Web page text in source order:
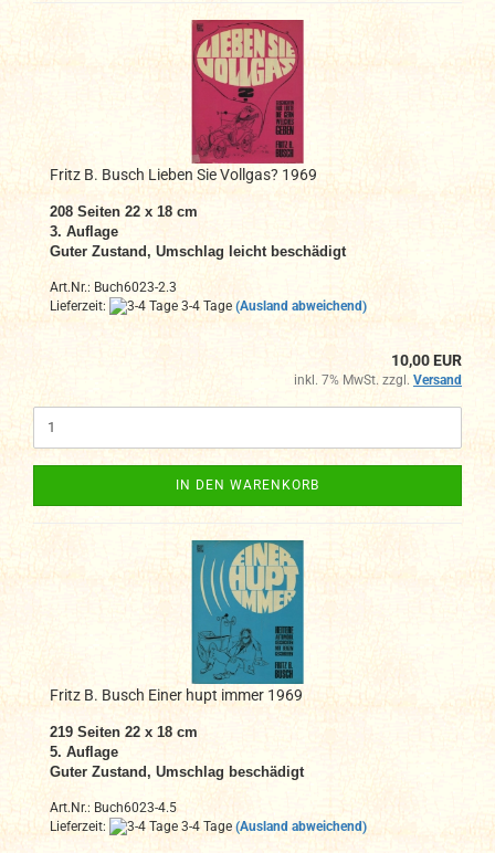
Fritz B. Busch Lieben Sie Vollgas? 1969
208 Seiten 22 x 18 cm
3. Auflage
Guter Zustand, Umschlag leicht beschädigt
Art.Nr.: Buch6023-2.3
Lieferzeit:
3-4 Tage (Ausland abweichend)
10,00 EUR
inkl. 7% MwSt. zzgl. Versand
IN DEN WARENKORB
Fritz B. Busch Einer hupt immer 1969
219 Seiten 22 x 18 cm
5. Auflage
Guter Zustand, Umschlag beschädigt
Art.Nr.: Buch6023-4.5
Lieferzeit:
3-4 Tage (Ausland abweichend)